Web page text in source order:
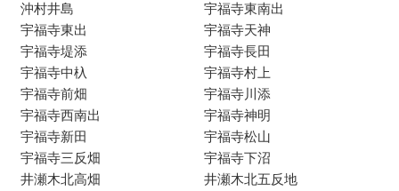
沖村井島
宇福寺東南出
宇福寺東出
宇福寺天神
宇福寺堤添
宇福寺長田
宇福寺中杁
宇福寺村上
宇福寺前畑
宇福寺川添
宇福寺西南出
宇福寺神明
宇福寺新田
宇福寺松山
宇福寺三反畑
宇福寺下沼
井瀬木北高畑
井瀬木北五反地